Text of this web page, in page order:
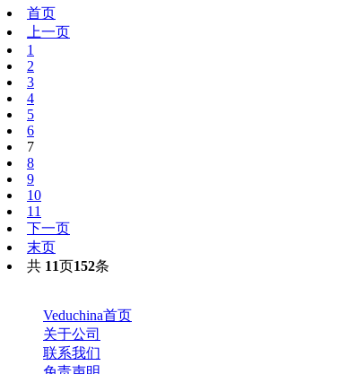
首页
上一页
1
2
3
4
5
6
7
8
9
10
11
下一页
末页
共 11页152条
Veduchina首页
关于公司
联系我们